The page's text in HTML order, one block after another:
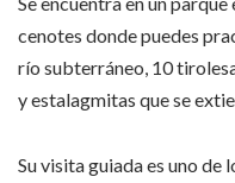
cenotes donde puedes
río subterráneo, 10
y estalagmitas que se
Su visita guiada es uno de